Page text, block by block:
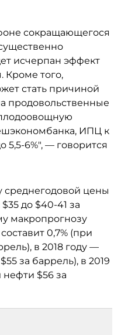
сокращающегося
исчерпан эффект
Кроме того,
стать причиной
продовольственные
ИПЦ к
5,5-6%", — говорится
среднегодовой цены
до $40-41 за
макропрогнозу
0,7% (при
в 2018 году —
за баррель), в 2019
нефти $56 за